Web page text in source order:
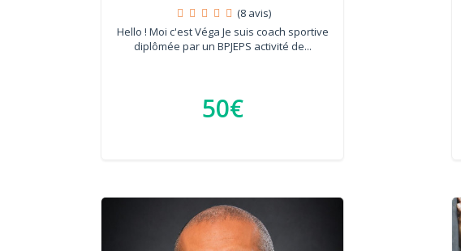
(8 avis)
Hello ! Moi c'est Véga Je suis coach sportive
diplômée par un BPJEPS activité de...
50€